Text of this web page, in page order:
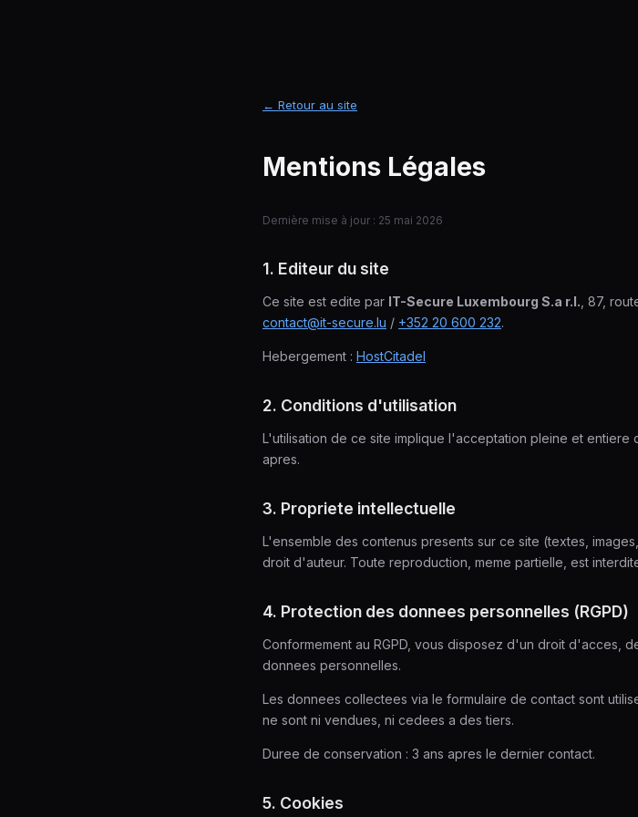
← Retour au site
Mentions Légales
Dernière mise à jour : 25 mai 2026
1. Editeur du site
Ce site est edite par IT-Secure Luxembourg S.a r.l. , 87,
contact@it-secure.lu / +352 20 600 232.
Hebergement : HostCitadel
2. Conditions d'utilisation
L'utilisation de ce site implique l'acceptation pleine et
apres.
3. Propriete intellectuelle
L'ensemble des contenus presents sur ce site (textes,
droit d'auteur. Toute reproduction, meme partielle, est
4. Protection des donnees personnelles (RGPD)
Conformement au RGPD, vous disposez d'un droit d'acces,
donnees personnelles.
Les donnees collectees via le formulaire de contact sont
ne sont ni vendues, ni cedees a des tiers.
Duree de conservation : 3 ans apres le dernier contact.
5. Cookies